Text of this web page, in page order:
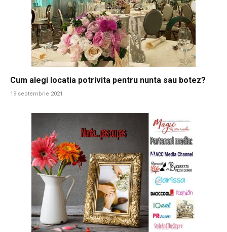
Cum alegi locatia potrivita pentru nunta sau botez?
19 septembrie 2021